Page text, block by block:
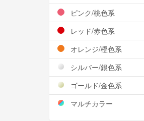
ピンク/桃色系
レッド/赤色系
オレンジ/橙色系
シルバー/銀色系
ゴールド/金色系
マルチカラー